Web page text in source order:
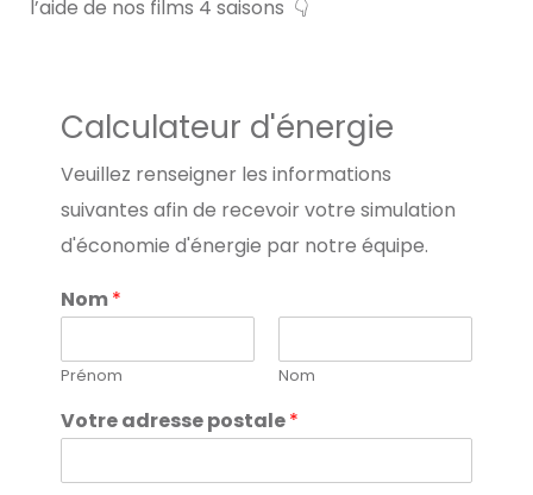
l’aide de nos films 4 saisons 👇
Calculateur d'énergie
Veuillez renseigner les informations
suivantes afin de recevoir votre simulation
d'économie d'énergie par notre équipe.
Nom*
Prénom Nom
Votre adresse postale*